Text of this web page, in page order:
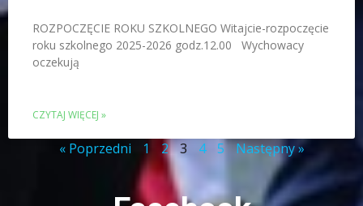
ROZPOCZĘCIE ROKU SZKOLNEGO Witajcie-rozpoczęcie
roku szkolnego 2025-2026 godz.12.00 Wychowacy
oczekują
CZYTAJ WIĘCEJ »
« Poprzedni 1 2 3 4 5 Następny »